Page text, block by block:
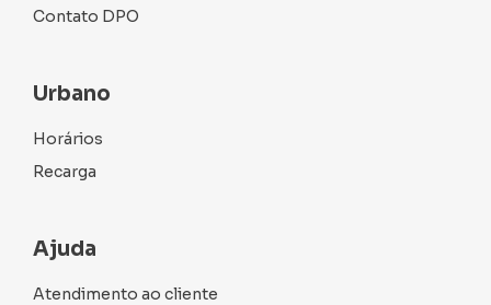
Contato DPO
Urbano
Horários
Recarga
Ajuda
Atendimento ao cliente